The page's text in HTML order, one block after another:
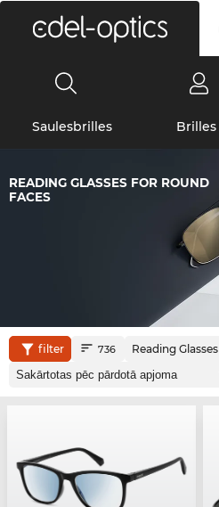
Saulesbrilles Brilles
READING GLASSES FOR ROUND
FACES
filter 736 Reading Glasses